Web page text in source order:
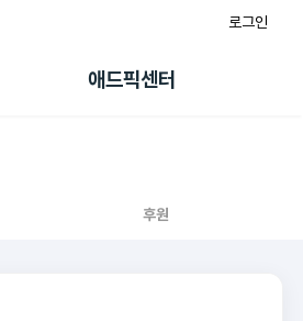
로그인
애드픽센터
멤버십 센터
후원